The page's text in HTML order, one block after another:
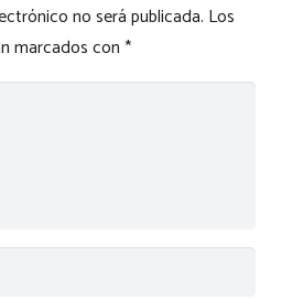
no será publicada. Los
marcados con*